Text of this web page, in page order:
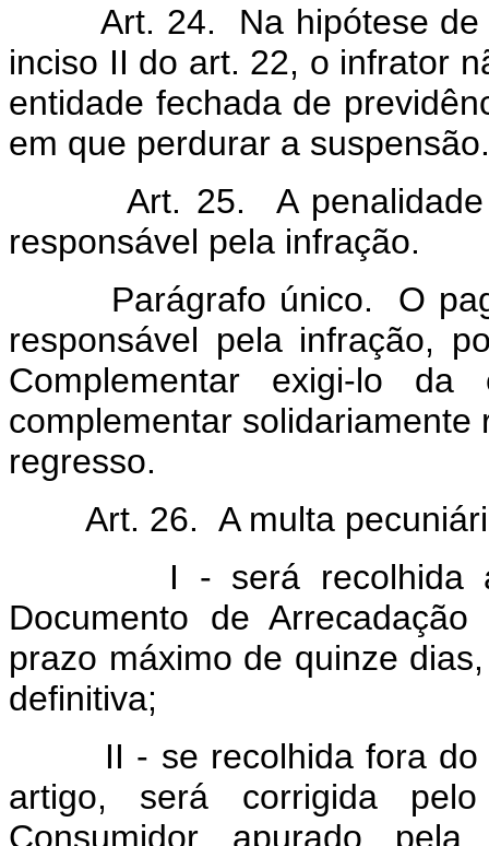
Art. 24. Na hipótese de
inciso II do art. 22, o infrator
entidade fechada de
em que perdurar a suspensão.
Art. 25. A penalidade
responsável pela infração.
Parágrafo único. O
responsável pela infração,
Complementar exigi-lo da
complementar
regresso.
Art. 26. A multa
I - será recolhida ao
Documento de
prazo máximo de quinze
definitiva;
II - se recolhida fora do
artigo, será corrigida
Consumidor apurado